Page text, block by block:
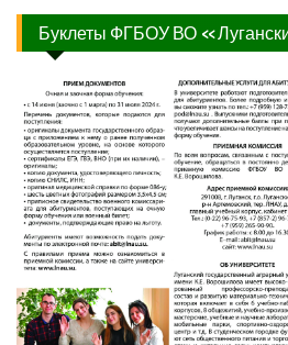
Буклеты ФГБОУ ВО